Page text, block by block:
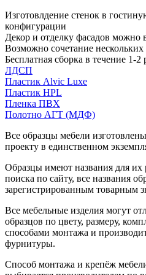
Изготовлдение стенок в
конфигурации
Декор и отделку фасадов
Возможно сочетание
Бесплатная сборка в течение 1-2
ЛДСП
Пластик Alvic Luxe
Пластик HPL
Пленка ПВХ
Полотно АГТ (МДФ)
Все образцы мебели
проекту в единственном
Образцы имеют названия для их
поиска по сайту, все названия
зарегистрированным товарным
Все мебельные изделия могут
образцов по цвету, размеру,
способами монтажа и
фурнитуры.
Способ монтажа и крепёж